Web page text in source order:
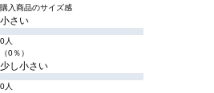
購入商品のサイズ感
小さい
0人
（0％）
少し小さい
0人